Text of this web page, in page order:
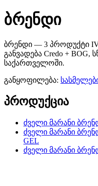
ბრენდი
ბრენდი — 3 პროდუქტი
განვადება Credo + BOG,
საქართველოში.
განყოფილება:
პროდუქცია
ძველი მარანი
ძველი მარანი
GEL
ძველი მარანი